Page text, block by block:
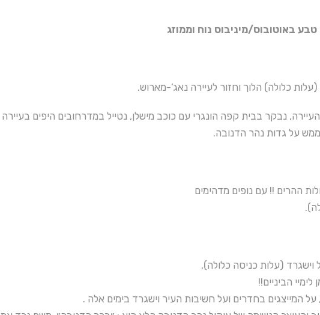
טבע באוטובוס/מיניבוס נוח וממוזג
כלולה) הלוך וחזור לעיירה נאג’-מארוש.
נבקר בבית קפה הונגרי עם כוכב מישלן, נטייל במדרחובים היפים בעיירה
על גדות נהר הדנובה.
ההרים !! עם נופים מדהימים
וישגרד (עלות כניסה כלולה),
הביניים!!
המייצגים בחדרים ועל חשיבות העיר וישגרד בימים אלה .